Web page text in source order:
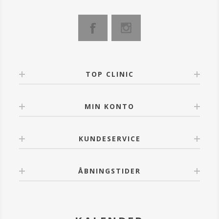
TOP CLINIC
MIN KONTO
KUNDESERVICE
ÅBNINGSTIDER